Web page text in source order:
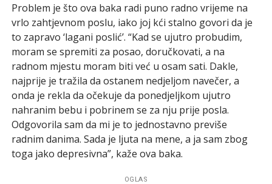
Problem je što ova baka radi puno radno vrijeme na
vrlo zahtjevnom poslu, iako joj kći stalno govori da je
to zapravo ‘lagani poslić’. “Kad se ujutro probudim,
moram se spremiti za posao, doručkovati, a na
radnom mjestu moram biti već u osam sati. Dakle,
najprije je tražila da ostanem nedjeljom navečer, a
onda je rekla da očekuje da ponedjeljkom ujutro
nahranim bebu i pobrinem se za nju prije posla.
Odgovorila sam da mi je to jednostavno previše
radnim danima. Sada je ljuta na mene, a ja sam zbog
toga jako depresivna”, kaže ova baka.
OGLAS